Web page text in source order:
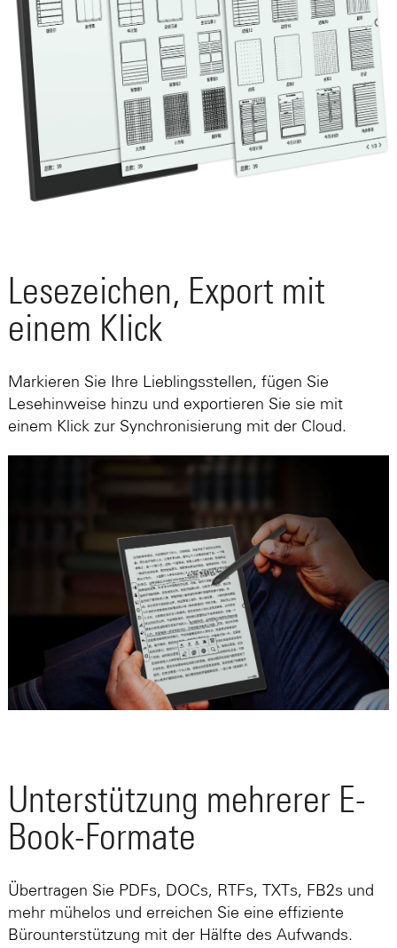
Lesezeichen, Export mit
einem Klick
Markieren Sie Ihre Lieblingsstellen, fügen Sie
Lesehinweise hinzu und exportieren Sie sie mit
einem Klick zur Synchronisierung mit der Cloud.
Unterstützung mehrerer E-
Book-Formate
Übertragen Sie PDFs, DOCs, RTFs, TXTs, FB2s und
mehr mühelos und erreichen Sie eine effiziente
Bürounterstützung mit der Hälfte des Aufwands.